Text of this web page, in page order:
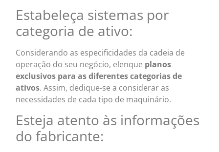
Estabeleça sistemas por
categoria de ativo:
Considerando as especificidades da cadeia de
operação do seu negócio, elenque planos
exclusivos para as diferentes categorias de
ativos. Assim, dedique-se a considerar as
necessidades de cada tipo de maquinário.
Esteja atento às informações
do fabricante: